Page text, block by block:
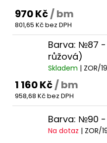
970 Kč/ bm
801,65 Kč bez DPH
Barva: №87
růžová)
Skladem | ZOR/
1 160 Kč/ bm
958,68 Kč bez DPH
Barva: №90
Na dotaz | ZOR/